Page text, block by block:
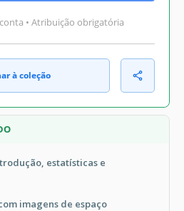
• Atribuição obrigatória
à coleção
estatísticas e
imagens de espaço